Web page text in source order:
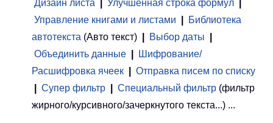
Дизайн листа
Улучшенная строка формул
Управление книгами и листами
Библиотека
автотекста (Авто текст) Выбор даты
Объединить данные
Шифрование/
Расшифровка ячеек
Отправка писем по списку
Супер фильтр Специальный фильтр (фильтр
жирного/курсивного/зачеркнутого текста...) ...